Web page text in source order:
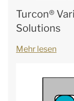
Turcon®
Solutions
Mehr lesen